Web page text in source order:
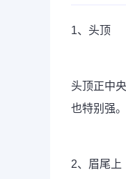
1、头顶
头顶正中
也特别强
2、眉尾上